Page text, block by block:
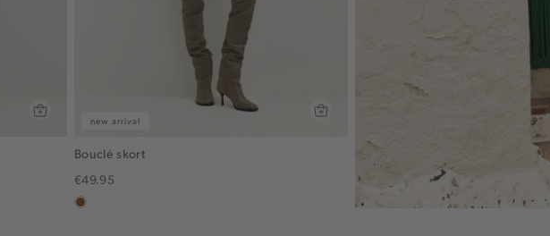
new arrival
Bouclé skort
€49.95
deepmocca